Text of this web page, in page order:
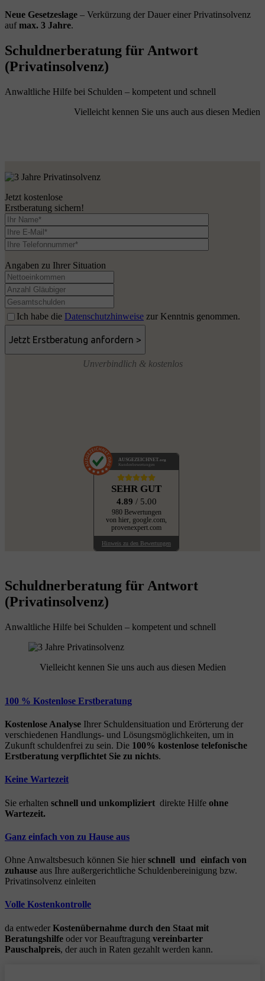
Neue Gesetzeslage – Verkürzung der Dauer einer Privatinsolvenz
aufmax. 3 Jahre.
Schuldnerberatung für Antwort
(Privatinsolvenz)
Anwaltliche Hilfe bei Schulden – kompetent und schnell
Vielleicht kennen Sie uns auch aus diesen Medien
Jetzt kostenlose
Erstberatung sichern!
Angaben zu Ihrer Situation
Ich habe die Datenschutzhinweise zur Kenntnis genommen.
Unverbindlich & kostenlos
AUSGEZEICHNET .org
Kundenbewertungen
SEHR GUT
4.89 / 5.00
980 Bewertungen
von hier, google.com,
provenexpert.com
Hinweis zu den Bewertungen
Schuldnerberatung für Antwort
(Privatinsolvenz)
Anwaltliche Hilfe bei Schulden – kompetent und schnell
Vielleicht kennen Sie uns auch aus diesen Medien
100 % Kostenlose Erstberatung
Kostenlose Analyse Ihrer Schuldensituation und Erörterung der
verschiedenen Handlungs- und Lösungsmöglichkeiten, um in
Zukunft schuldenfrei zu sein. Die 100% kostenlose telefonische
Erstberatung verpflichtet Sie zu nichts.
Keine Wartezeit
Sie erhalten schnell und unkompliziert direkte Hilfe ohne
Wartezeit.
Ganz einfach von zu Hause aus
Ohne Anwaltsbesuch können Sie hier schnell und einfach von
zuhause aus Ihre außergerichtliche Schuldenbereinigung bzw.
Privatinsolvenz einleiten
Volle Kostenkontrolle
da entweder Kostenübernahme durch den Staat mit
Beratungshilfe oder vor Beauftragung vereinbarter
Pauschalpreis, der auch in Raten gezahlt werden kann.